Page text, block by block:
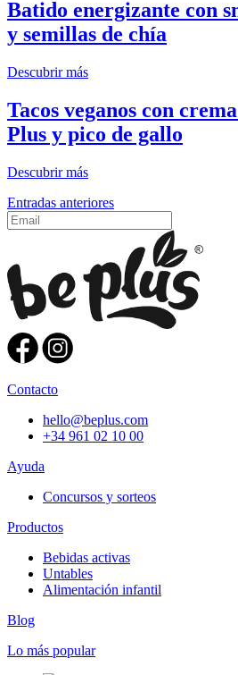
Batido energizante con
y semillas de chía
Descubrir más
Tacos veganos con
Plus y pico de gallo
Descubrir más
Navegación
de
Entradas anteriores
Contacto
hello@beplus.com
+34 961 02 10 00
Ayuda
Concursos y sorteos
Productos
Bebidas activas
Untables
Alimentación infantil
Blog
Lo más popular